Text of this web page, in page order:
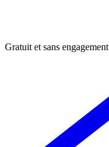
Gratuit et sans engagement